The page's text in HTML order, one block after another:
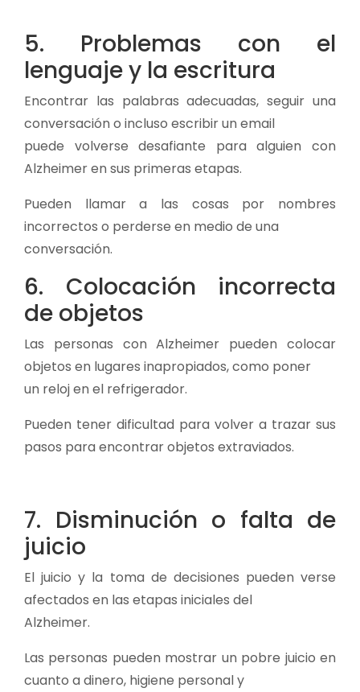
5. Problemas con el
lenguaje y la escritura
Encontrar las palabras adecuadas, seguir una
conversación o incluso escribir un email
puede volverse desafiante para alguien con
Alzheimer en sus primeras etapas.
Pueden llamar a las cosas por nombres
incorrectos o perderse en medio de una
conversación.
6. Colocación incorrecta
de objetos
Las personas con Alzheimer pueden colocar
objetos en lugares inapropiados, como poner
un reloj en el refrigerador.
Pueden tener dificultad para volver a trazar sus
pasos para encontrar objetos extraviados.
7. Disminución o falta de
juicio
El juicio y la toma de decisiones pueden verse
afectados en las etapas iniciales del
Alzheimer.
Las personas pueden mostrar un pobre juicio en
cuanto a dinero, higiene personal y